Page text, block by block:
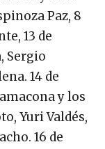
Paz, 8
13 de
Sergio
14 de
y los
Yuri Valdés,
16 de